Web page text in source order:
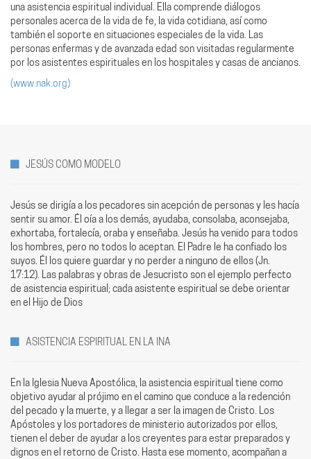
una asistencia espiritual individual. Ella comprende diálogos
personales acerca de la vida de fe, la vida cotidiana, así como
también el soporte en situaciones especiales de la vida. Las
personas enfermas y de avanzada edad son visitadas regularmente
por los asistentes espirituales en los hospitales y casas de ancianos.
(www.nak.org)
JESÚS COMO MODELO
Jesús se dirigía a los pecadores sin acepción de personas y les hacía
sentir su amor. Él oía a los demás, ayudaba, consolaba, aconsejaba,
exhortaba, fortalecía, oraba y enseñaba. Jesús ha venido para todos
los hombres, pero no todos lo aceptan. El Padre le ha confiado los
suyos. Él los quiere guardar y no perder a ninguno de ellos (Jn.
17:12). Las palabras y obras de Jesucristo son el ejemplo perfecto
de asistencia espiritual; cada asistente espiritual se debe orientar
en el Hijo de Dios
ASISTENCIA ESPIRITUAL EN LA INA
En la Iglesia Nueva Apostólica, la asistencia espiritual tiene como
objetivo ayudar al prójimo en el camino que conduce a la redención
del pecado y la muerte, y a llegar a ser la imagen de Cristo. Los
Apóstoles y los portadores de ministerio autorizados por ellos,
tienen el deber de ayudar a los creyentes para estar preparados y
dignos en el retorno de Cristo. Hasta ese momento, acompañan a